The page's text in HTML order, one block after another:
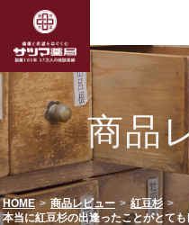
商品
HOME 商品レビュー
紅豆杉
本当に紅豆杉の出逢ったことがとて